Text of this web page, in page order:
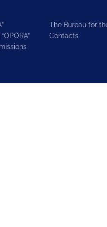
The Bureau for
Contacts